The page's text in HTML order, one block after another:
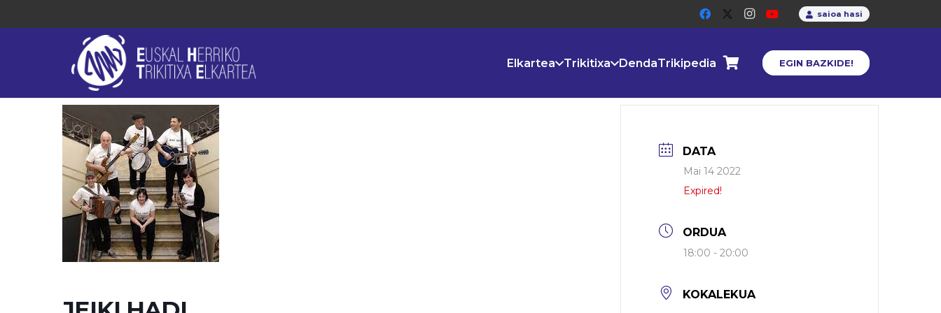
saioa hasi
Elkartea Trikitixa DendaTrikipedia EGIN BAZKIDE!
DATA
Mai 14 2022
Expired!
ORDUA
18:00 - 20:00
KOKALEKUA